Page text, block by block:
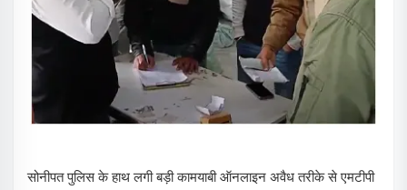
सोनीपत पुलिस के हाथ लगी बड़ी कामयाबी ऑनलाइन अवैध तरीके से एमटीपी